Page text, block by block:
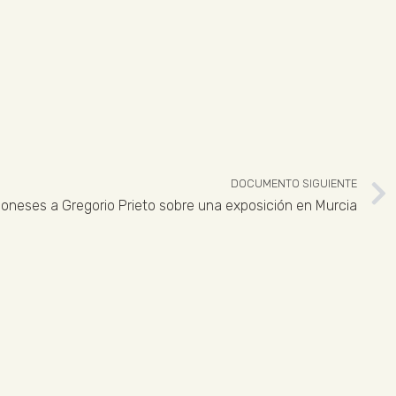
DOCUMENTO SIGUIENTE
a Gregorio Prieto sobre una exposición en Murcia